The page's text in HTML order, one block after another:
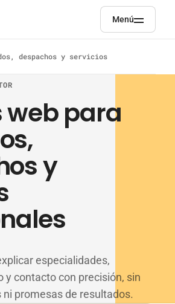
Menú
despachos y servicios
web para
y
especialidades,
y contacto con precisión, sin
promesas de resultados.